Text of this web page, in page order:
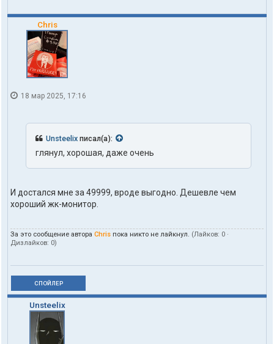
Chris
18 мар 2025, 17:16
Unsteelix писал(а):
глянул, хорошая, даже очень
И достался мне за 49999, вроде выгодно. Дешевле чем
хороший жк-монитор.
За это сообщение автора Chris пока никто не лайкнул. (Лайков: 0 ·
Дизлайков: 0)
СПОЙЛЕР
Unsteelix